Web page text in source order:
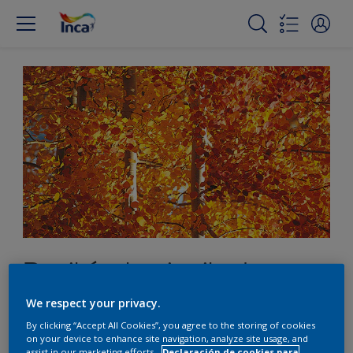
Recibí a tus invitados con
ocre
We respect your privacy.
By clicking “Accept All Cookies”, you agree to the storing of cookies
on your device to enhance site navigation, analyze site usage, and